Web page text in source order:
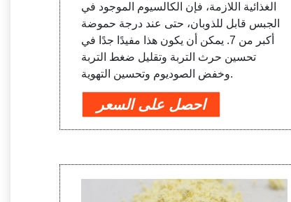
الغذائية اللازمة، فإن الكالسيوم الموجود في
الجبس قابل للذوبان، حتى عند درجة حموضة
أكبر من 7. يمكن أن يكون هذا مفيدًا جدًا في
تحسين حرث التربة وتقليل ضغط التربة
وخفض الصوديوم وتحسين التهوية.
احصل على السعر